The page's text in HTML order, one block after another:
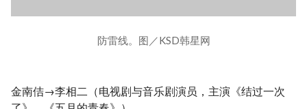
防雷线。图／KSD韩星网
金南佶→李相二（电视剧与音乐剧演员，主演《结过一次